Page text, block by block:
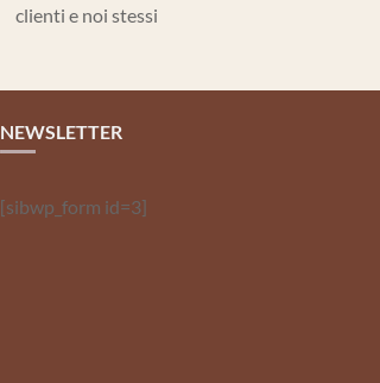
clienti e noi stessi
NEWSLETTER
[sibwp_form id=3]